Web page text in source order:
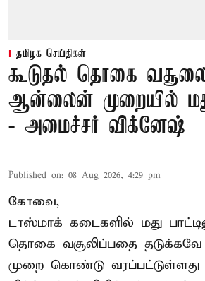
தமிழக செய்திகள்
கூடுதல் தொகை
ஆன்லைன் முறையில்
- அமைச்சர் விக்னேஷ்
Published on: 08 Aug 2026, 4:29 pm
கோவை,
டாஸ்மாக் கடைகளில் மது
தொகை வசூலிப்பதை
முறை கொண்டு